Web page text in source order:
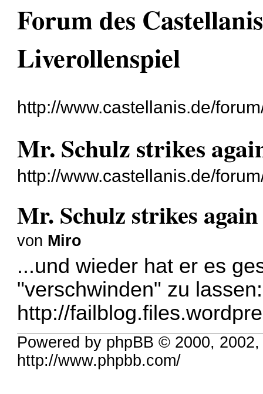
Forum des
Liverollenspiel
http://www.castellanis.de/
Mr. Schulz strikes
http://www.castellanis.de/
Mr. Schulz strikes again
von Miro
...und wieder hat er es
"verschwinden" zu lassen:
http://
Powered by phpBB © 2000,
http://www.phpbb.com/